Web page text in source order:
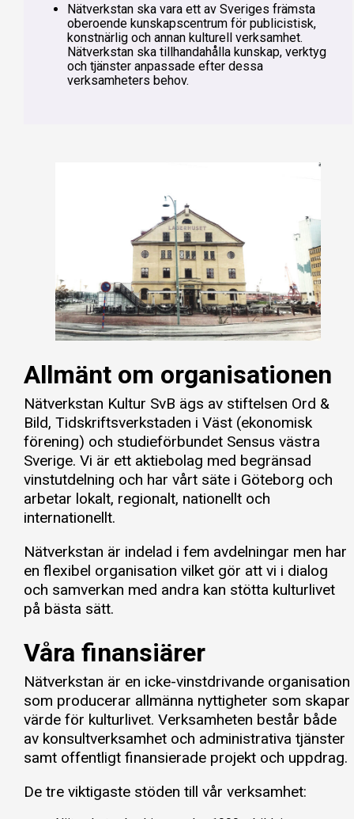
Nätverkstan ska vara ett av Sveriges främsta
oberoende kunskapscentrum för publicistisk,
konstnärlig och annan kulturell verksamhet.
Nätverkstan ska tillhandahålla kunskap, verktyg
och tjänster anpassade efter dessa
verksamheters behov.
Allmänt om organisationen
Nätverkstan Kultur SvB ägs av stiftelsen Ord &
Bild, Tidskriftsverkstaden i Väst (ekonomisk
förening) och studieförbundet Sensus västra
Sverige. Vi är ett aktiebolag med begränsad
vinstutdelning och har vårt säte i Göteborg och
arbetar lokalt, regionalt, nationellt och
internationellt.
Nätverkstan är indelad i fem avdelningar men har
en flexibel organisation vilket gör att vi i dialog
och samverkan med andra kan stötta kulturlivet
på bästa sätt.
Våra finansiärer
Nätverkstan är en icke-vinstdrivande organisation
som producerar allmänna nyttigheter som skapar
värde för kulturlivet. Verksamheten består både
av konsultverksamhet och administrativa tjänster
samt offentligt finansierade projekt och uppdrag.
De tre viktigaste stöden till vår verksamhet: